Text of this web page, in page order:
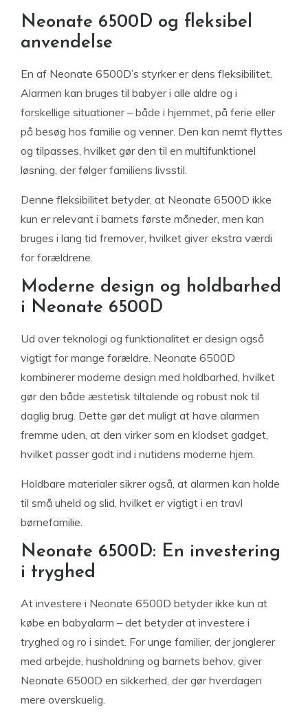
Neonate 6500D og fleksibel
anvendelse
En af Neonate 6500D’s styrker er dens fleksibilitet.
Alarmen kan bruges til babyer i alle aldre og i
forskellige situationer – både i hjemmet, på ferie eller
på besøg hos familie og venner. Den kan nemt flyttes
og tilpasses, hvilket gør den til en multifunktionel
løsning, der følger familiens livsstil.
Denne fleksibilitet betyder, at Neonate 6500D ikke
kun er relevant i barnets første måneder, men kan
bruges i lang tid fremover, hvilket giver ekstra værdi
for forældrene.
Moderne design og holdbarhed
i Neonate 6500D
Ud over teknologi og funktionalitet er design også
vigtigt for mange forældre. Neonate 6500D
kombinerer moderne design med holdbarhed, hvilket
gør den både æstetisk tiltalende og robust nok til
daglig brug. Dette gør det muligt at have alarmen
fremme uden, at den virker som en klodset gadget,
hvilket passer godt ind i nutidens moderne hjem.
Holdbare materialer sikrer også, at alarmen kan holde
til små uheld og slid, hvilket er vigtigt i en travl
børnefamilie.
Neonate 6500D: En investering
i tryghed
At investere i Neonate 6500D betyder ikke kun at
købe en babyalarm – det betyder at investere i
tryghed og ro i sindet. For unge familier, der jonglerer
med arbejde, husholdning og barnets behov, giver
Neonate 6500D en sikkerhed, der gør hverdagen
mere overskuelig.